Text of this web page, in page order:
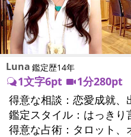
Luna 鑑定歴14年
1文字6pt
1分280pt
得意な相談：
鑑定スタイル：
得意な占術：